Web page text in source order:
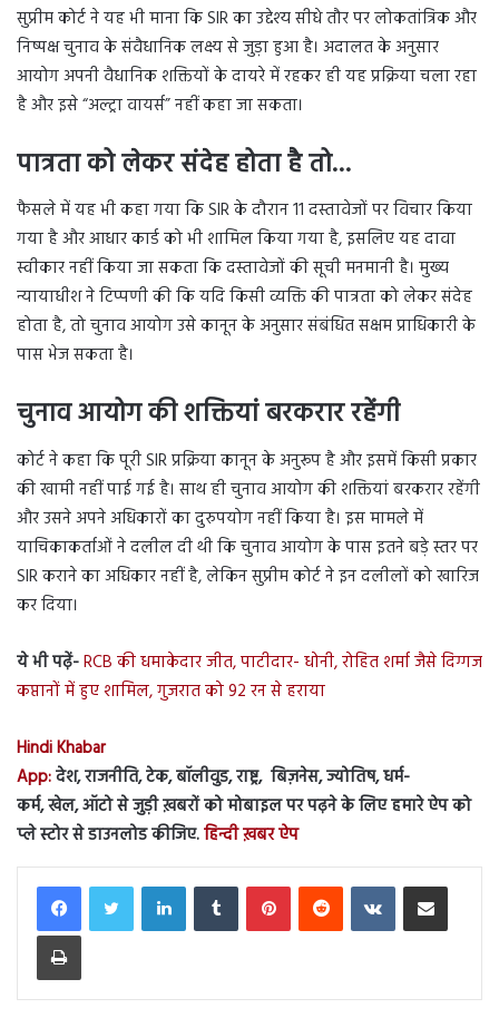
सुप्रीम कोर्ट ने यह भी माना कि SIR का उद्देश्य सीधे तौर पर लोकतांत्रिक और
निष्पक्ष चुनाव के संवैधानिक लक्ष्य से जुड़ा हुआ है। अदालत के अनुसार
आयोग अपनी वैधानिक शक्तियों के दायरे में रहकर ही यह प्रक्रिया चला रहा
है और इसे “अल्ट्रा वायर्स” नहीं कहा जा सकता।
पात्रता को लेकर संदेह होता है तो…
फैसले में यह भी कहा गया कि SIR के दौरान 11 दस्तावेजों पर विचार किया
गया है और आधार कार्ड को भी शामिल किया गया है, इसलिए यह दावा
स्वीकार नहीं किया जा सकता कि दस्तावेजों की सूची मनमानी है। मुख्य
न्यायाधीश ने टिप्पणी की कि यदि किसी व्यक्ति की पात्रता को लेकर संदेह
होता है, तो चुनाव आयोग उसे कानून के अनुसार संबंधित सक्षम प्राधिकारी के
पास भेज सकता है।
चुनाव आयोग की शक्तियां बरकरार रहेंगी
कोर्ट ने कहा कि पूरी SIR प्रक्रिया कानून के अनुरूप है और इसमें किसी प्रकार
की खामी नहीं पाई गई है। साथ ही चुनाव आयोग की शक्तियां बरकरार रहेंगी
और उसने अपने अधिकारों का दुरुपयोग नहीं किया है। इस मामले में
याचिकाकर्ताओं ने दलील दी थी कि चुनाव आयोग के पास इतने बड़े स्तर पर
SIR कराने का अधिकार नहीं है, लेकिन सुप्रीम कोर्ट ने इन दलीलों को खारिज
कर दिया।
ये भी पढ़ें-RCB की धमाकेदार जीत, पाटीदार- धोनी, रोहित शर्मा जैसे दिग्गज
कप्तानों में हुए शामिल, गुजरात को 92 रन से हराया
Hindi Khabar
App:देश, राजनीति, टेक, बॉलीवुड, राष्ट्र, बिज़नेस, ज्योतिष, धर्म-
कर्म, खेल, ऑटो से जुड़ी ख़बरों को मोबाइल पर पढ़ने के लिए हमारे ऐप को
प्ले स्टोर से डाउनलोड कीजिए.हिन्दी ख़बर ऐप
LinkedInTumblr PinterestReddit VKontakteShare via Email
Print